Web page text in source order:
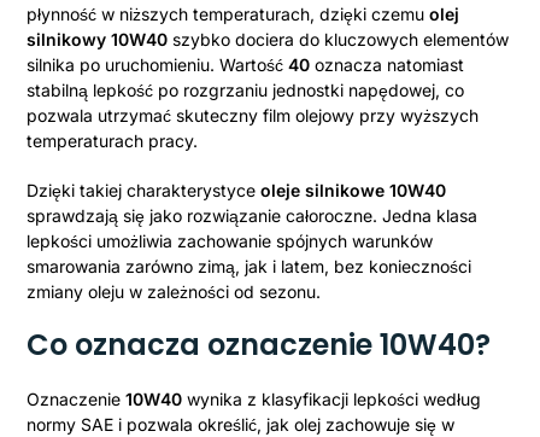
płynność w niższych temperaturach, dzięki czemuolej
silnikowy 10W40 szybko dociera do kluczowych elementów
silnika po uruchomieniu. Wartość40 oznacza natomiast
stabilną lepkość po rozgrzaniu jednostki napędowej, co
pozwala utrzymać skuteczny film olejowy przy wyższych
temperaturach pracy.
Dzięki takiej charakterystyceoleje silnikowe 10W40
sprawdzają się jako rozwiązanie całoroczne. Jedna klasa
lepkości umożliwia zachowanie spójnych warunków
smarowania zarówno zimą, jak i latem, bez konieczności
zmiany oleju w zależności od sezonu.
Co oznacza oznaczenie 10W40?
Oznaczenie10W40 wynika z klasyfikacji lepkości według
normy SAE i pozwala określić, jak olej zachowuje się w